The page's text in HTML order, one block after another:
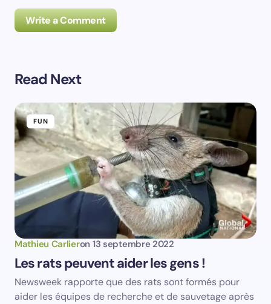
Write a Comment
Votre adresse e-mail ne sera pas publiée.
Les
champs obligatoires sont indiqués avec*
Name *
Email *
Prévenez-moi de tous les nouveaux commentaires par
e-mail.
Prévenez-moi de tous les nouveaux articles par e-
mail.
Read Next
FUN
Mathieu Carlieron 13 septembre 2022
Les rats peuvent aider les gens !
Newsweek rapporte que des rats sont formés pour
aider les équipes de recherche et de sauvetage après